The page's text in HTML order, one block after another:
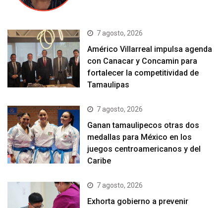
7 agosto, 2026
Américo Villarreal impulsa agenda
con Canacar y Concamin para
fortalecer la competitividad de
Tamaulipas
7 agosto, 2026
Ganan tamaulipecos otras dos
medallas para México en los
juegos centroamericanos y del
Caribe
7 agosto, 2026
Exhorta gobierno a prevenir